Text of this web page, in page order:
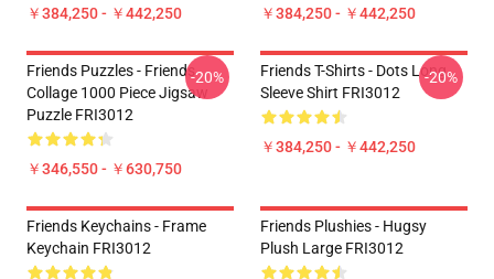
￥384,250 - ￥442,250 ￥384,250 - ￥442,250
Friends Puzzles - Friends
Collage 1000 Piece Jigsaw
Puzzle FRI3012
￥346,550 - ￥630,750
-20%
Friends T-Shirts - Dots Long
Sleeve Shirt FRI3012
￥384,250 - ￥442,250
-20%
Friends Keychains - Frame
Keychain FRI3012
Friends Plushies - Hugsy
Plush Large FRI3012